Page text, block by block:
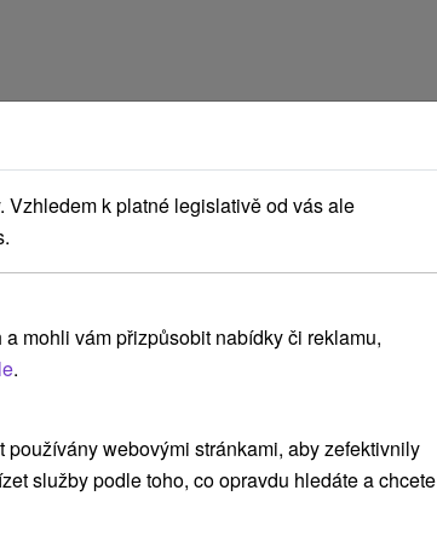
k platné legislativě od vás ale
mohli vám přizpůsobit nabídky či reklamu,
.
webovými stránkami, aby zefektivnily
služby podle toho, co opravdu hledáte a chcete